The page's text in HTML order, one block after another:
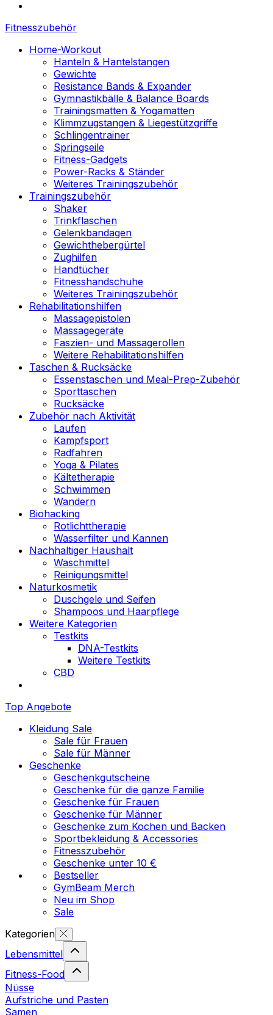
Fitnesszubehör
Home-Workout
Hanteln & Hantelstangen
Gewichte
Resistance Bands & Expander
Gymnastikbälle & Balance Boards
Trainingsmatten & Yogamatten
Klimmzugstangen & Liegestützgriffe
Schlingentrainer
Springseile
Fitness-Gadgets
Power-Racks & Ständer
Weiteres Trainingszubehör
Trainingszubehör
Shaker
Trinkflaschen
Gelenkbandagen
Gewichthebergürtel
Zughilfen
Handtücher
Fitnesshandschuhe
Weiteres Trainingszubehör
Rehabilitationshilfen
Massagepistolen
Massagegeräte
Faszien- und Massagerollen
Weitere Rehabilitationshilfen
Taschen & Rucksäcke
Essenstaschen und Meal-Prep-Zubehör
Sporttaschen
Rucksäcke
Zubehör nach Aktivität
Laufen
Kampfsport
Radfahren
Yoga & Pilates
Kältetherapie
Schwimmen
Wandern
Biohacking
Rotlichttherapie
Wasserfilter und Kannen
Nachhaltiger Haushalt
Waschmittel
Reinigungsmittel
Naturkosmetik
Duschgele und Seifen
Shampoos und Haarpflege
Weitere Kategorien
Testkits
DNA-Testkits
Weitere Testkits
CBD
Top Angebote
Kleidung Sale
Sale für Frauen
Sale für Männer
Geschenke
Geschenkgutscheine
Geschenke für die ganze Familie
Geschenke für Frauen
Geschenke für Männer
Geschenke zum Kochen und Backen
Sportbekleidung & Accessories
Fitnesszubehör
Geschenke unter 10 €
Bestseller
GymBeam Merch
Neu im Shop
Sale
Kategorien
Lebensmittel
Fitness-Food
Nüsse
Aufstriche und Pasten
Samen